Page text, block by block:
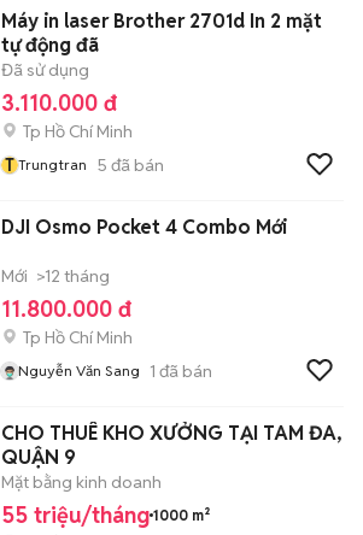
Máy in laser Brother 2701d In 2 mặt
tự động đã
Đã sử dụng
3.110.000 đ
Tp Hồ Chí Minh
T Trungtran 5 đã bán
DJI Osmo Pocket 4 Combo Mới
Mới >12 tháng
11.800.000 đ
Tp Hồ Chí Minh
Nguyễn Văn Sang 1 đã bán
CHO THUÊ KHO XƯỞNG TẠI TAM ĐA,
QUẬN 9
Mặt bằng kinh doanh
55 triệu/tháng 1000 m²